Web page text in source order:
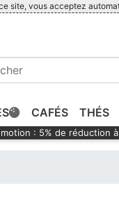
site, vous acceptez
CAFÉS THÉS
: 5% de réduction